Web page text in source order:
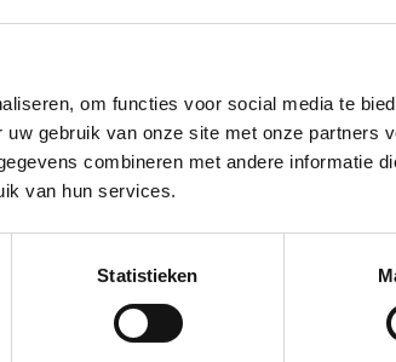
om functies voor social media te
gebruik van onze site met onze partners
combineren met andere informatie
van hun services.
Statistieken